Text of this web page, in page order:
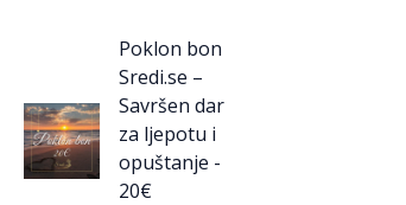
Poklon bon
Sredi.se –
Savršen dar
za ljepotu i
opuštanje -
20€